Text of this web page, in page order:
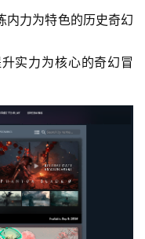
内力为特色的历史奇幻
实力为核心的奇幻冒